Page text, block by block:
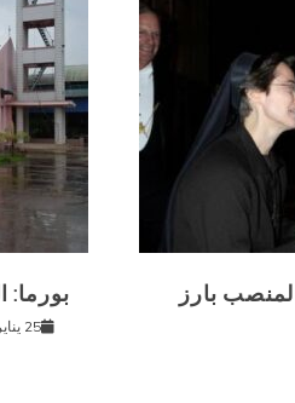
25 يناير, 2022
لمنصب بارز